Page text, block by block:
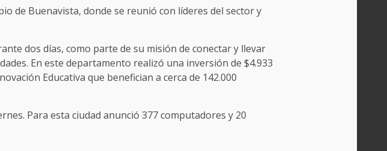
de Buenavista, donde se reunió con líderes del sector y
dos días, como parte de su misión de conectar y llevar
En este departamento realizó una inversión de $4.933
Educativa que benefician a cerca de 142.000
Para esta ciudad anunció 377 computadores y 20